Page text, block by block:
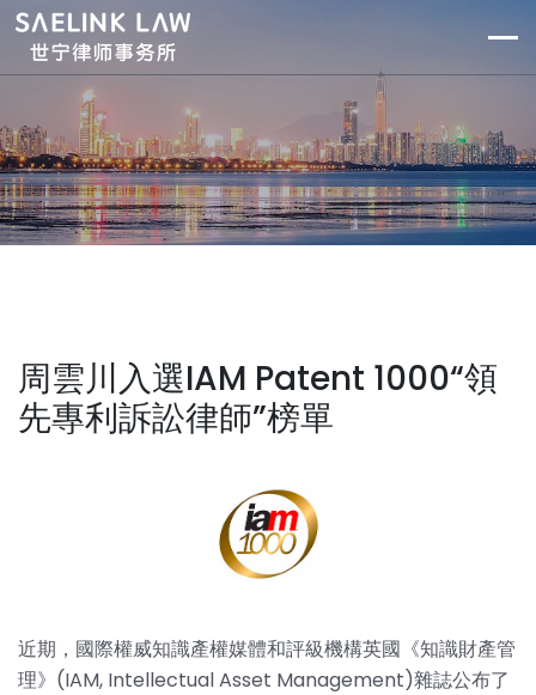
周雲川入選IAM Patent 1000“領
先專利訴訟律師”榜單
近期，國際權威知識產權媒體和評級機構英國《知識財產管
理》(IAM, Intellectual Asset Management)雜誌公布了